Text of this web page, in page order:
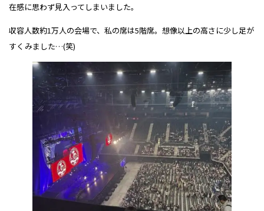
在感に思わず見入ってしまいました。
収容人数約1万人の会場で、私の席は5階席。想像以上の高さに少し足が
すくみました…(笑)